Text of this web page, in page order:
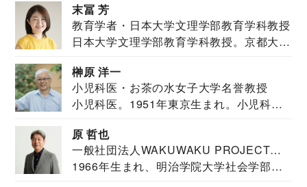
末冨 芳
教育学者・日本大学文理学部教育学科教授
日本大学文理学部教育学科教授。京都大学
榊原 洋一
小児科医・お茶の水女子大学名誉教授
小児科医。1951年東京生まれ。小児科
原 哲也
一般社団法人WAKUWAKU PROJECT
JAPAN代表・言語聴覚士・社会福祉士
1966年生まれ、明治学院大学社会学部福